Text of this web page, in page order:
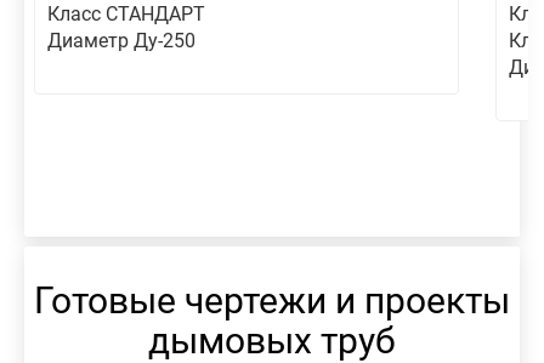
Класс СТАНДАРТ
Диаметр Ду-250
Готовые чертежи и проекты
дымовых труб